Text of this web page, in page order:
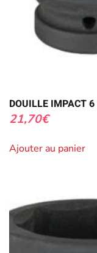
DOUILLE IMPACT
21,70€
Ajouter au panier